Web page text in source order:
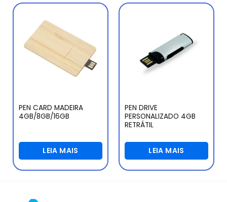
PEN CARD MADEIRA
4GB/8GB/16GB
LEIA MAIS
PEN DRIVE
PERSONALIZADO 4GB
RETRÁTIL
LEIA MAIS